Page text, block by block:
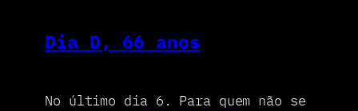
Dia D, 66 anos
No último dia 6. Para quem não se